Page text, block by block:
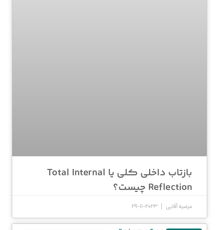
بازتاب داخلی کلی یا Total Internal
Reflection چیست؟
مرضیه آقایی